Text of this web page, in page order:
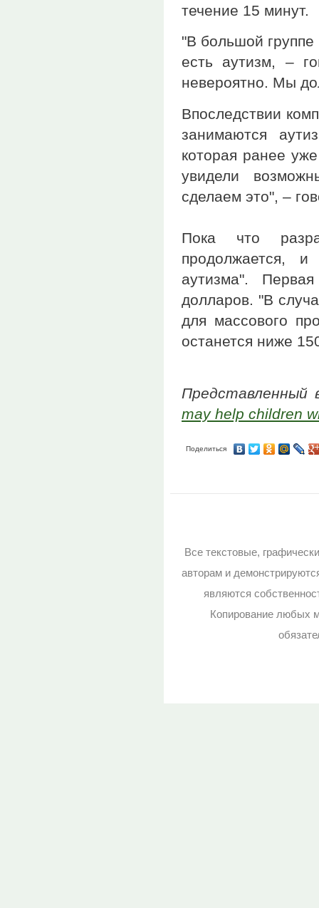
течение 15 минут.
"В большой группе
есть аутизм, –
невероятно. Мы
Впоследствии
занимаются
которая ранее
увидели
сделаем это", –
Пока что
продолжается,
аутизма".
долларов. "В
для массового
останется ниже
may help children
Поделиться
Все текстовые,
авторам и
являются
Копирование любых